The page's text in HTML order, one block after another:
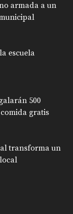
armada a un
escuela
500
gratis
transforma un